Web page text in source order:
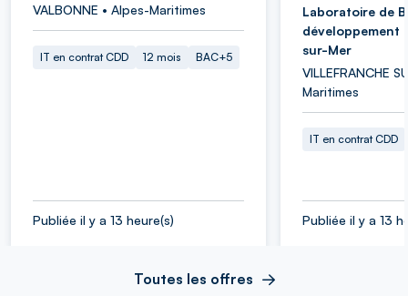
VALBONNE • Alpes-Maritimes
IT en contrat CDD 12 mois BAC+5
Publiée il y a 13 heure(s)
Laboratoire de
développement
sur-Mer
VILLEFRANCHE
Maritimes
IT en contrat CDD
Publiée il y a 13
Toutes les offres